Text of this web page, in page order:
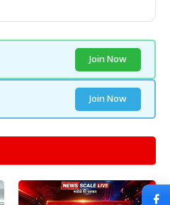
Join Now
Join Now